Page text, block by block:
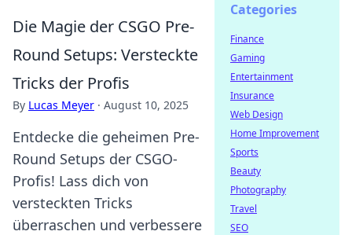
Die Magie der CSGO Pre-
Round Setups: Versteckte
Tricks der Profis
By Lucas Meyer · August 10, 2025
Entdecke die geheimen Pre-
Round Setups der CSGO-
Profis! Lass dich von
versteckten Tricks
überraschen und verbessere
Categories
Finance
Gaming
Entertainment
Insurance
Web Design
Home Improvement
Sports
Beauty
Photography
Travel
SEO